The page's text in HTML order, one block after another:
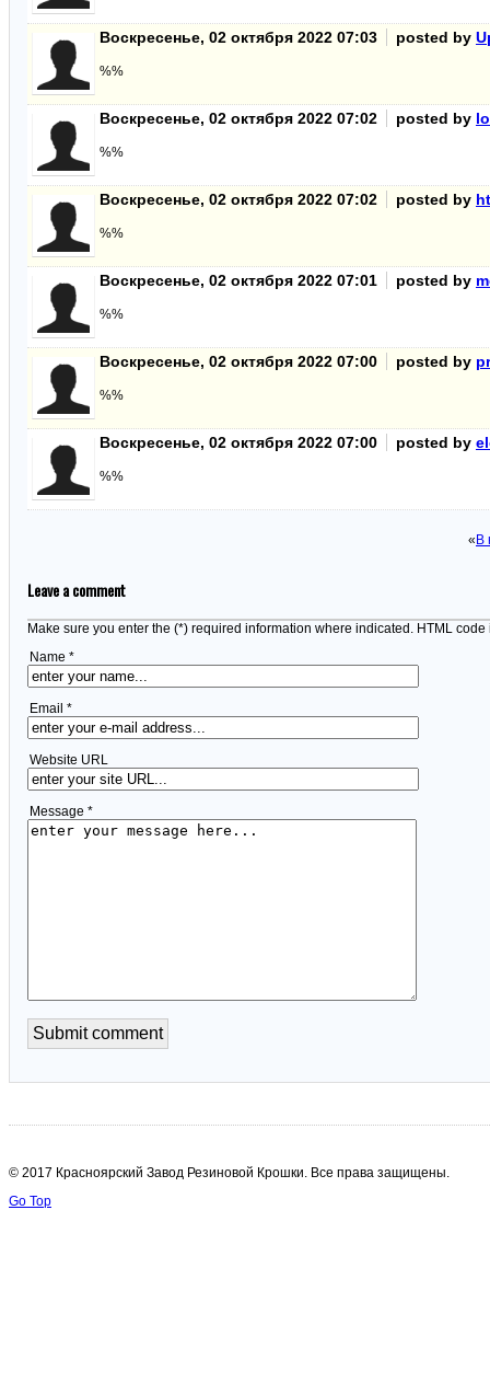
Воскресенье, 02 октября 2022 07:03 posted by
%%
Воскресенье, 02 октября 2022 07:02 posted by
%%
Воскресенье, 02 октября 2022 07:02 posted by
%%
Воскресенье, 02 октября 2022 07:01 posted by
%%
Воскресенье, 02 октября 2022 07:00 posted by
%%
Воскресенье, 02 октября 2022 07:00 posted by
%%
« В
Leave a comment
Make sure you enter the (*) required information where indicated. HTML
Name *
Email *
Website URL
Message *
© 2017 Красноярский Завод Резиновой Крошки. Все права защищены.
Go Top